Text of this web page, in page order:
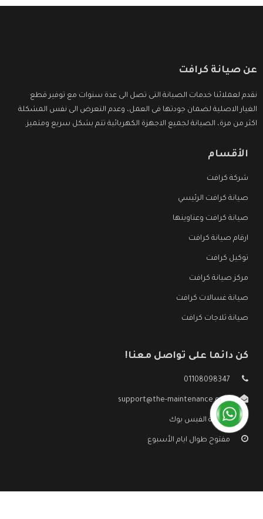
عن صيانة كرافت
نقدم لعملائنا خدمات الصيانة التى تصل الى عدة سنوات مع توفير قطع
الغيار الاصلية لضمان جودتها فى العمل، وعدم التعرض الى نفس المشكلة
اكثر من مرة، الصيانة لجميع الاجهزة الكهربائية تتم بشكل سريع ومتميز.
الأقسام
شركة كرافت
صيانة كرافت الرئيسي
صيانة كرافت وعناوينها
ارقام صيانة كرافت
توكيل كرافت
مركز صيانة كرافت
صيانة غسالات كرافت
صيانة ثلاجات كرافت
كن دائما على تواصل معنا!
01108098347
support@the-maintenance.com
صفحة الفيس بوك
مفتوح طوال ايام الأسبوع